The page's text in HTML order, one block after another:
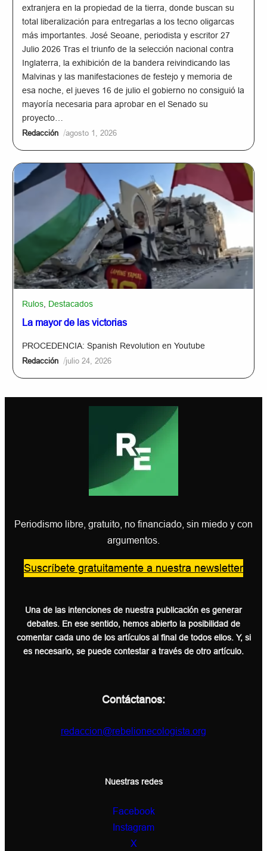
extranjera en la propiedad de la tierra, donde buscan su
total liberalización para entregarlas a los tecno oligarcas
más importantes. José Seoane, periodista y escritor 27
Julio 2026 Tras el triunfo de la selección nacional contra
Inglaterra, la exhibición de la bandera reivindicando las
Malvinas y las manifestaciones de festejo y memoria de
esa noche, el jueves 16 de julio el gobierno no consiguió la
mayoría necesaria para aprobar en el Senado su
proyecto…
Redacción /agosto 1, 2026
Rulos, Destacados
La mayor de las victorias
PROCEDENCIA: Spanish Revolution en Youtube
Redacción /julio 24, 2026
Periodismo libre, gratuito, no financiado, sin miedo y con
argumentos.
Suscríbete gratuitamente a nuestra newsletter
Una de las intenciones de nuestra publicación es generar
debates. En ese sentido, hemos abierto la posibilidad de
comentar cada uno de los artículos al final de todos ellos. Y, si
es necesario, se puede contestar a través de otro artículo.
Contáctanos:
redaccion@rebelionecologista.org
Nuestras redes
Facebook
Instagram
X